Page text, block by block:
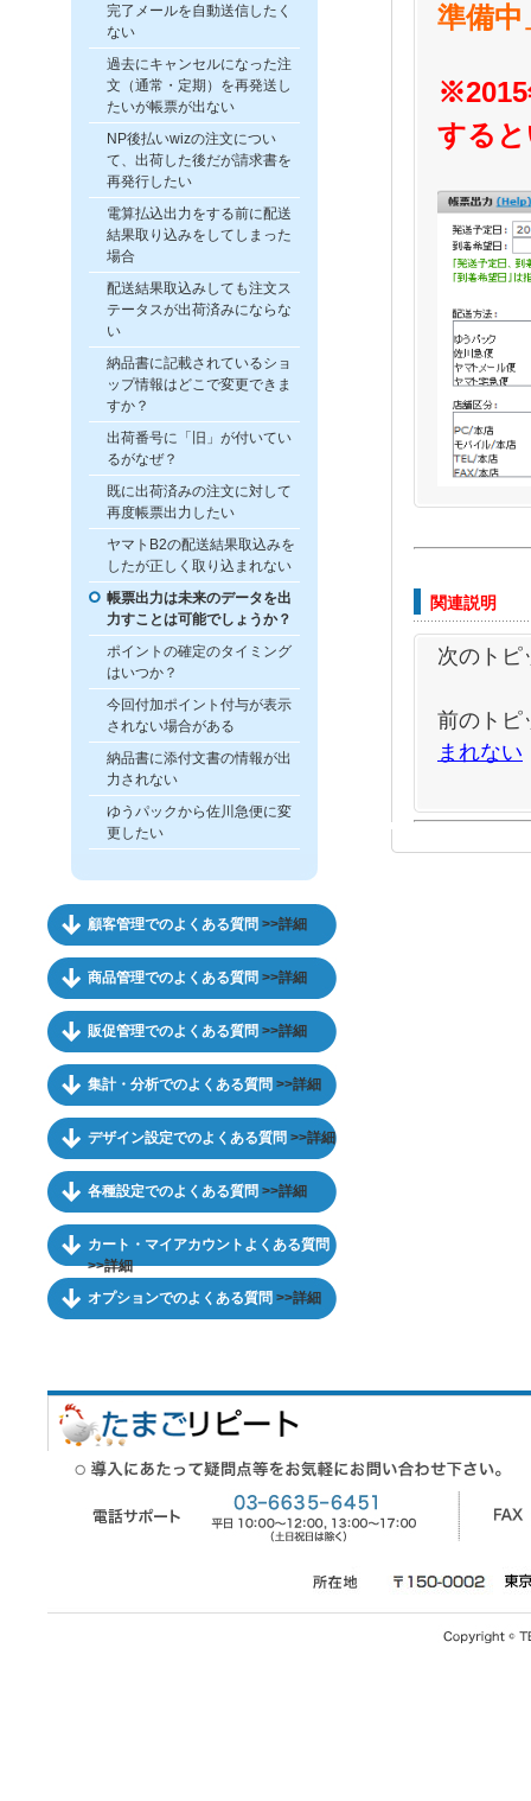
完了メールを自動送信したく
ない
過去にキャンセルになった注
文（通常・定期）を再発送し
たいが帳票が出ない
NP後払いwizの注文につい
て、出荷した後だが請求書を
再発行したい
電算払込出力をする前に配送
結果取り込みをしてしまった
場合
配送結果取込みしても注文ス
テータスが出荷済みにならな
い
納品書に記載されているショ
ップ情報はどこで変更できま
すか？
出荷番号に「旧」が付いてい
るがなぜ？
既に出荷済みの注文に対して
再度帳票出力したい
ヤマトB2の配送結果取込みを
したが正しく取り込まれない
帳票出力は未来のデータを出
力すことは可能でしょうか？
ポイントの確定のタイミング
はいつか？
今回付加ポイント付与が表示
されない場合がある
納品書に添付文書の情報が出
力されない
ゆうパックから佐川急便に変
更したい
顧客管理でのよくある質問 >>詳細
商品管理でのよくある質問 >>詳細
販促管理でのよくある質問 >>詳細
集計・分析でのよくある質問 >>詳細
デザイン設定でのよくある質問 >>詳細
各種設定でのよくある質問 >>詳細
カート・マイアカウントよくある質問
>>詳細
オプションでのよくある質問 >>詳細
準備中
※2015
する
関連説明
次のトピ
前のトピ
まれない